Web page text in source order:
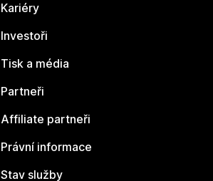
Kariéry
Investoři
Tisk a média
Partneři
Affiliate partneři
Právní informace
Stav služby